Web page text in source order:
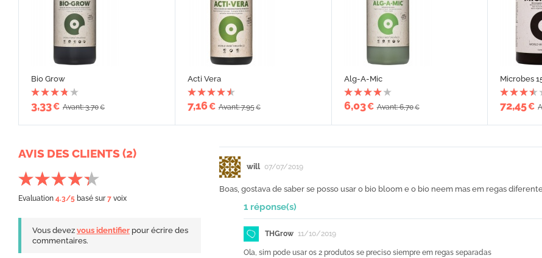
Bio Grow
3,33€ Avant: 3,70€
Acti Vera
7,16€ Avant: 7,95€
Alg-A-Mic
6,03€ Avant: 6,70€
Microbes
72,45€
AVIS DES CLIENTS (2)
Evaluation 4.3/5 basé sur7 voix
Vous devez vous identifier pour écrire des
commentaires.
will 07/07/2019
Boas, gostava de saber se posso usar o bio bloom e o bio neem mas em regas
1 réponse(s)
THGrow 11/10/2019
Ola, sim pode usar os 2 produtos se preciso siempre em regas separadas